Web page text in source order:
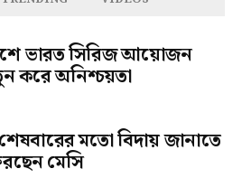
ভারত সিরিজ আয়োজন
করে অনিশ্চয়তা
মতো বিদায় জানাতে
মেসি